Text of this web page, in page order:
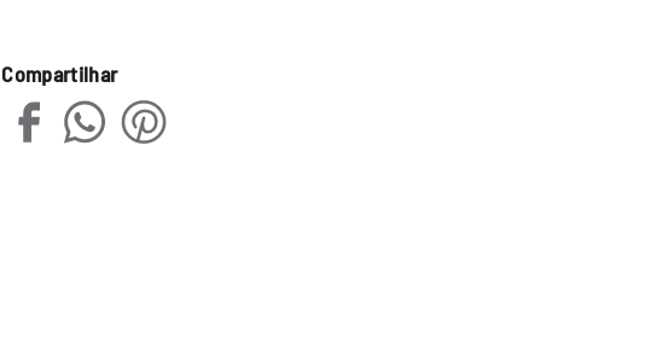
Compartilhar